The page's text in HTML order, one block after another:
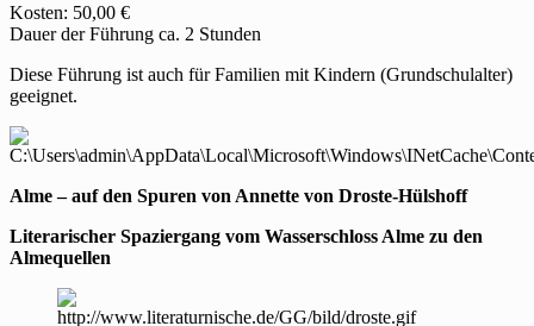
Kosten: 50,00 €
Dauer der Führung ca. 2 Stunden
Diese Führung ist auch für Familien mit Kindern (Grundschulalter)
geeignet.
Alme – auf den Spuren von Annette von Droste-Hülshoff
Literarischer Spaziergang vom Wasserschloss Alme zu den
Almequellen